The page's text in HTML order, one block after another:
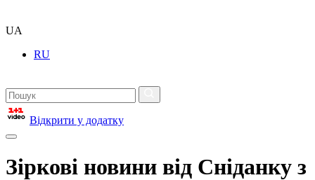
UA
RU
Відкрити у додатку
Зіркові новини від Сніданку з